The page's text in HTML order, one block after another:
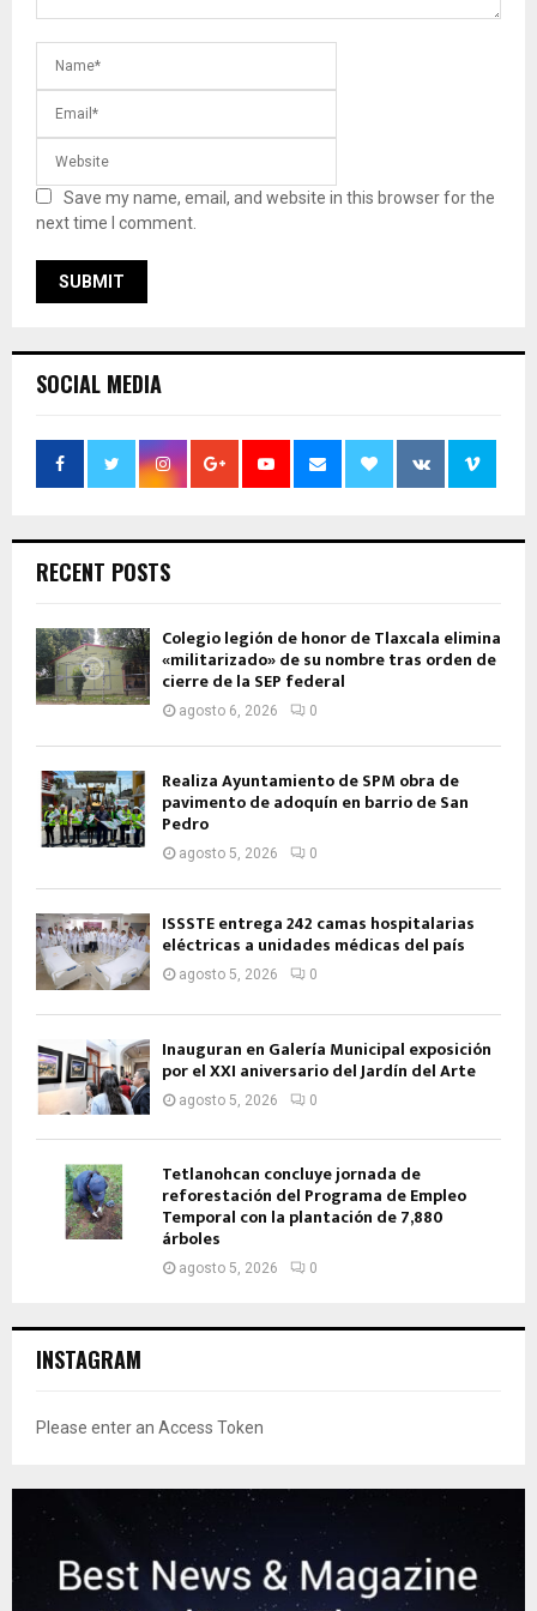
Save my name, email, and website in this browser for the
next time I comment.
SOCIAL MEDIA
RECENT POSTS
Colegio legión de honor de Tlaxcala elimina
«militarizado» de su nombre tras orden de
cierre de la SEP federal
agosto 6, 2026 0
Realiza Ayuntamiento de SPM obra de
pavimento de adoquín en barrio de San
Pedro
agosto 5, 2026 0
ISSSTE entrega 242 camas hospitalarias
eléctricas a unidades médicas del país
agosto 5, 2026 0
Inauguran en Galería Municipal exposición
por el XXI aniversario del Jardín del Arte
agosto 5, 2026 0
Tetlanohcan concluye jornada de
reforestación del Programa de Empleo
Temporal con la plantación de 7,880
árboles
agosto 5, 2026 0
INSTAGRAM
Please enter an Access Token